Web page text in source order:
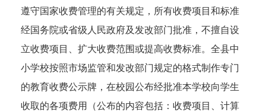
遵守国家收费管理的有关规定，所有收费项目和标准
经国务院或省级人民政府及发改部门批准，不擅自设
立收费项目、扩大收费范围或提高收费标准。全县中
小学校按照市场监管和发改部门规定的格式制作专门
的教育收费公示牌，在校园公布经批准本学校向学生
收取的各项费用（公布的内容包括：收费项目、计算